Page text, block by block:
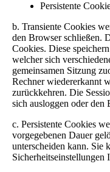
Persistente
b. Transiente Cookies
den Browser schließen.
Cookies. Diese
welcher sich
gemeinsamen Sitzung
Rechner wiedererkannt
zurückkehren. Die
sich ausloggen oder den
c. Persistente Cookies
vorgegebenen Dauer
unterscheiden kann. Sie
Sicherheitseinstellungen